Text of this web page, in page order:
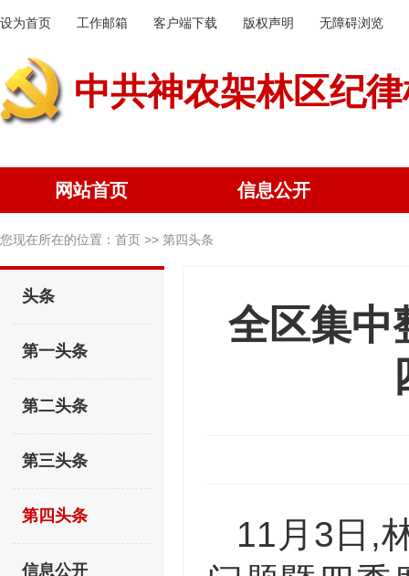
设为首页 工作邮箱 客户端下载 版权声明 无障碍浏览
中共神农架林区纪
网站首页 信息公开
您现在所在的位置： 首页 >> 第四头条
头条
第一头条
第二头条
第三头条
第四头条
信息公开
全区集中
11月3日,